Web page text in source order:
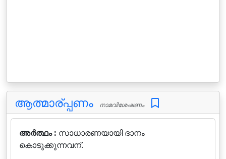
ആത്മാര്പ്പണം നാമവിശേഷണം
അർത്ഥം : സാധാരണയായി ദാനം
കൊടുക്കുന്നവന്.